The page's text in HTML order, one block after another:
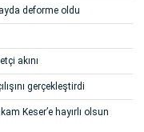
deforme oldu
akını
gerçekleştirdi
Keser’e hayırlı olsun